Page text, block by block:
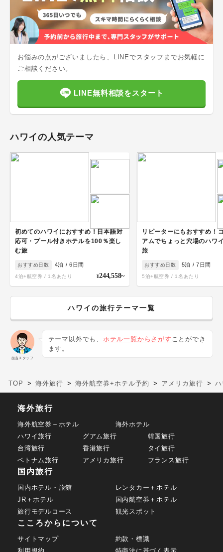
お悩みの点がございましたら、LINEでスタッフまでお気軽に
ご相談ください。
LINE無料相談をスタート
ハワイの人気テーマ
初めてのハワイにおすすめ！日本語対
応可・プール付きホテルを100％楽し
む旅
おすすめ日数 4泊 / 6日間
4泊+航空券 / 1名あたり ¥244,558~
リピーターにもおすすめ！
アムでちょっと穴場のハワ
旅
おすすめ日数 5泊 / 7日間
5泊+航空券 / 1名あたり
ハワイ の旅行テーマ一覧
担当スタッフ
テーマ以外でも、 ホテル一覧からさがす ことができ
ます。
TOP 海外旅行 海外航空券+ホテル予約 アメリカ旅行
海外旅行
海外航空券＋ホテル
海外ホテル
ハワイ旅行
グアム旅行
韓国旅行
台湾旅行
香港旅行
タイ旅行
ベトナム旅行
アメリカ旅行 フランス旅行
国内旅行
国内ホテル・旅館
レンタカー＋ホテル
JR＋ホテル
国内航空券＋ホテル
旅行モデルコース
観光スポット
こころからについて
サイトマップ
約款・標識